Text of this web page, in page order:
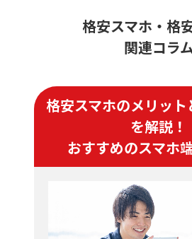
格安スマホ・格
関連コラ
格安スマホのメリット
を解説！
おすすめのスマホ